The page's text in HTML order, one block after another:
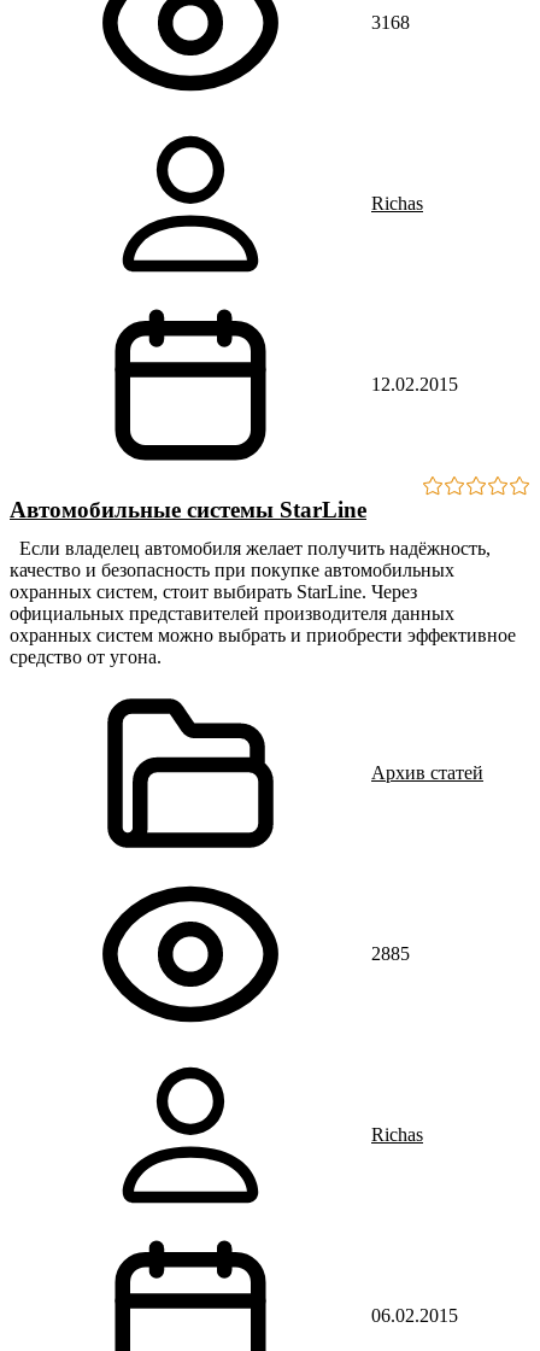
3168
Richas
12.02.2015
Автомобильные системы StarLine
Если владелец автомобиля желает получить надёжность,
качество и безопасность при покупке автомобильных
охранных систем, стоит выбирать StarLine. Через
официальных представителей производителя данных
охранных систем можно выбрать и приобрести эффективное
средство от угона.
Архив статей
2885
Richas
06.02.2015